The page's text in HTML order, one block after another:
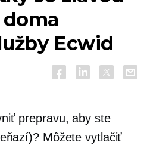
Ecwid
prepravu, aby ste
Môžete vytlačiť